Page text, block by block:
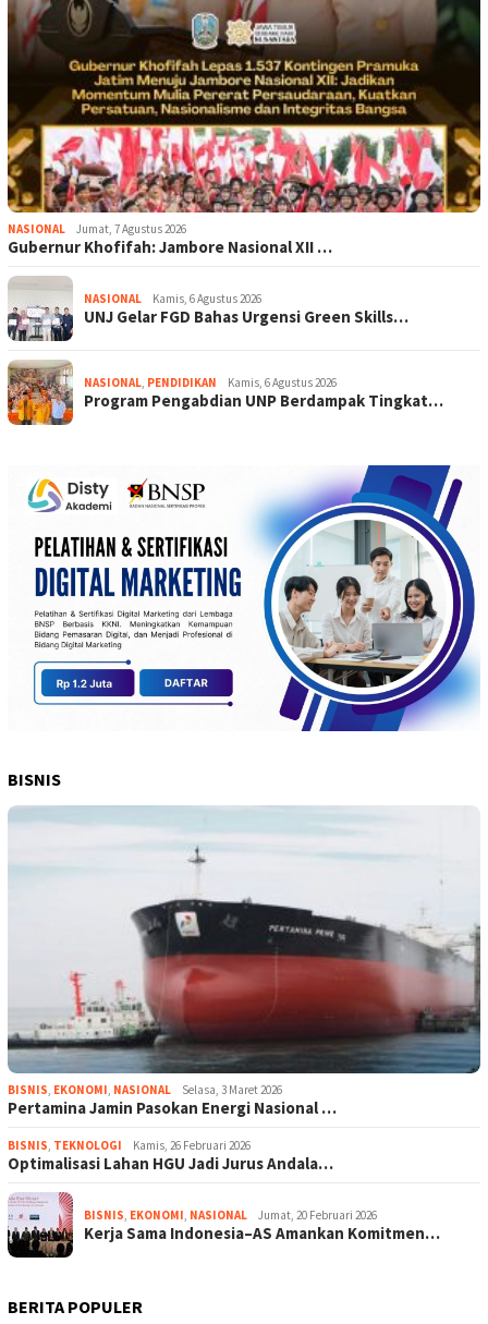
NASIONAL Jumat, 7 Agustus 2026
Gubernur Khofifah: Jambore Nasional XII …
NASIONAL Kamis, 6 Agustus 2026
UNJ Gelar FGD Bahas Urgensi Green Skills…
NASIONAL, PENDIDIKAN Kamis, 6 Agustus 2026
Program Pengabdian UNP Berdampak Tingkat…
BISNIS
BISNIS, EKONOMI, NASIONAL Selasa, 3 Maret 2026
Pertamina Jamin Pasokan Energi Nasional …
BISNIS, TEKNOLOGI Kamis, 26 Februari 2026
Optimalisasi Lahan HGU Jadi Jurus Andala…
BISNIS, EKONOMI, NASIONAL Jumat, 20 Februari 2026
Kerja Sama Indonesia–AS Amankan Komitmen…
BERITA POPULER